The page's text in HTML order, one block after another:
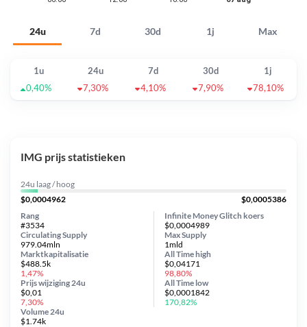
24u 7d 30d 1j Max
1u 24u 7d 30d
1j
0,40%
7,30% 4,10% 7,90% 78,10%
IMG prijs statistieken
24u laag / hoog
$0,0004962
$0,0005386
Infinite Money Glitch koers
$0,0004989
Circulating Supply
979.04mln
Prijs wijziging 24u
$0,01
7,30%
Max Supply
1mld
Marktkapitalisatie
$488.5k
1,47%
Volume 24u
$1.74k
Rang
#3534
All Timehigh
$0,04171
98,80%
All Time low
$0,0001842
170,82%